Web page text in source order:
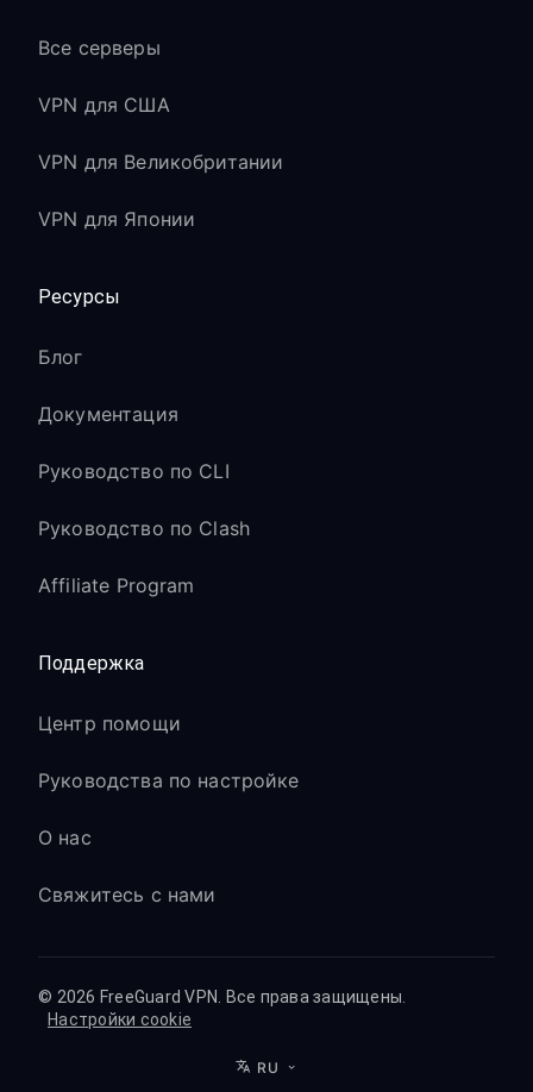
Все серверы
VPN для США
VPN для Великобритании
VPN для Японии
Ресурсы
Блог
Документация
Руководство по CLI
Руководство по Clash
Affiliate Program
Поддержка
Центр помощи
Руководства по настройке
О нас
Свяжитесь с нами
© 2026 FreeGuard VPN. Все права защищены.
Настройки cookie
RU